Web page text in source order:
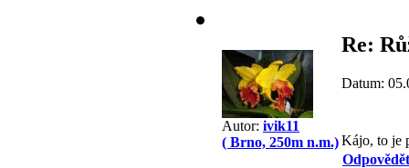
Autor: ivik11
( Brno, 250m n.m.)
Re:
Datum:
Kájo, to je
Odpovědět